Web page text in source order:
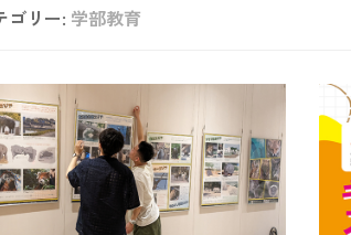
ゴリー: 学部教育